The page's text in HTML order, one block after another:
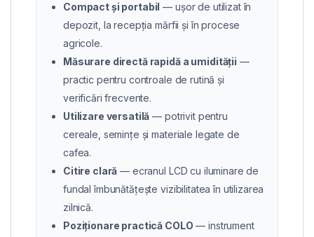
Compact și portabil — ușor de utilizat în
depozit, la recepția mărfii și în procese
agricole.
Măsurare directă rapidă a umidității —
practic pentru controale de rutină și
verificări frecvente.
Utilizare versatilă — potrivit pentru
cereale, semințe și materiale legate de
cafea.
Citire clară — ecranul LCD cu iluminare de
fundal îmbunătățește vizibilitatea în utilizarea
zilnică.
Poziționare practică COLO — instrument